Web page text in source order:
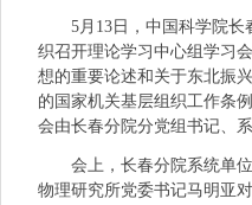
5月13日，中国科学院长
织召开理论学习中心组学习
想的重要论述和关于东北振
的国家机关基层组织工作条
会由长春分院分党组书记、
会上，长春分院系统单位
物理研究所党委书记马明亚